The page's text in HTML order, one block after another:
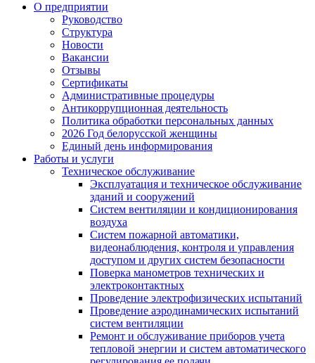
О предприятии
Руководство
Структура
Новости
Вакансии
Отзывы
Сертификаты
Административные процедуры
Антикоррупционная деятельность
Политика обработки персональных данных
2026 Год белорусской женщины
Единый день информирования
Работы и услуги
Техническое обслуживание
Эксплуатация и техническое обслуживание
зданий и сооружений
Систем вентиляции и кондиционирования
воздуха
Систем пожарной автоматики,
видеонаблюдения, контроля и управления
доступом и других систем безопасности
Поверка манометров технических и
электроконтактных
Проведение электрофизических испытаний
Проведение аэродинамических испытаний
систем вентиляции
Ремонт и обслуживание приборов учета
тепловой энергии и систем автоматического